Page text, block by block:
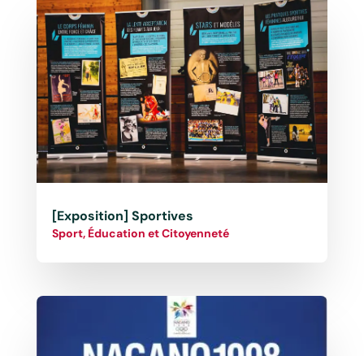
[Exposition] Sportives
Sport, Éducation et Citoyenneté